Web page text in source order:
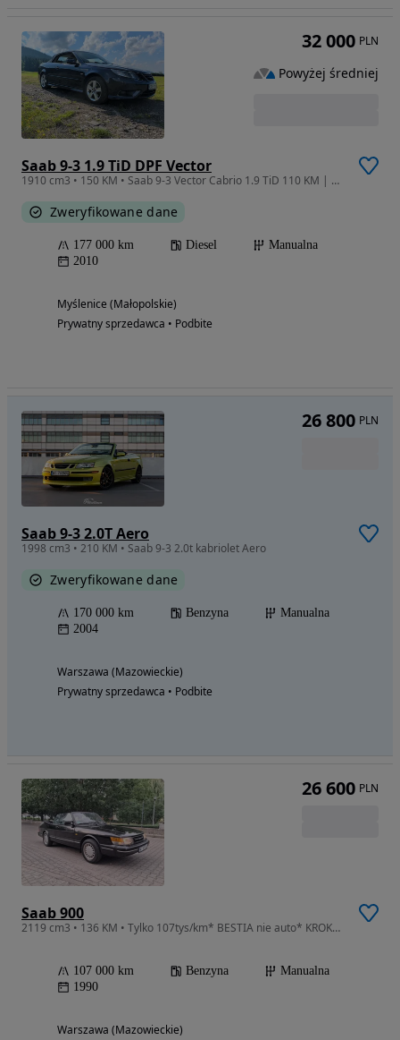
Saab 9-3 1.9 TiD DPF Vector
1910 cm3 • 150 KM • Saab 9-3 Vector Cabrio 1.9 TiD 110 KM | 2010 | Xenony | Bezwypadkowy
Zweryfikowane dane
177 000 km Diesel
Manualna
2010
Myślenice (Małopolskie)
Prywatny sprzedawca • Podbite
32 000 PLN
Powyżej średniej
Saab 9-3 2.0T Aero
1998 cm3 • 210 KM • Saab 9-3 2.0t kabriolet Aero
Zweryfikowane dane
170 000 km Benzyna
Manualna
2004
Warszawa (Mazowieckie)
Prywatny sprzedawca • Podbite
26 800 PLN
Saab 900
2119 cm3 • 136 KM • Tylko 107tys/km* BESTIA nie auto* KROKODYL CABRIO* Saab 900* 136KM* Piękny kabriolet z epoki*
107 000 km Benzyna
Manualna
1990
Warszawa (Mazowieckie)
26 600 PLN